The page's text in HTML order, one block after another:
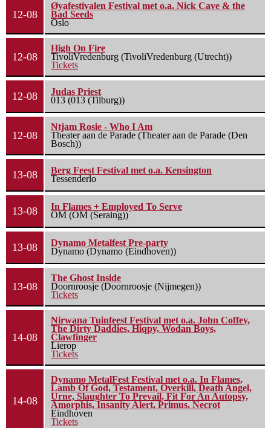
12-08
Øyafestivalen Festival met o.a. Nick Cave & the
Bad Seeds
Oslo
12-08
High On Fire
TivoliVredenburg (TivoliVredenburg (Utrecht))
Tickets
12-08
Judas Priest
013 (013 (Tilburg))
12-08
Ntjam Rosie - Who I Am
Theater aan de Parade (Theater aan de Parade (Den
Bosch))
13-08
Berg Feest Festival met o.a. Kensington
Tessenderlo
13-08
In Flames + Employed To Serve
OM (OM (Seraing))
13-08
Dynamo Metalfest Pre-party
Dynamo (Dynamo (Eindhoven))
13-08
The Ghost Inside
Doornroosje (Doornroosje (Nijmegen))
Tickets
14-08
Nirwana Tuinfeest Festival met o.a. John Coffey,
The Dirty Daddies, Hiqpy, Wodan Boys,
Clawfinger
Lierop
Tickets
14-08
Dynamo MetalFest Festival met o.a. In Flames,
Lamb Of God, Testament, Overkill, Death Angel,
Urne, Slaughter To Prevail, Fit For An Autopsy,
Amorphis, Insanity Alert, Primus, Necrot
Eindhoven
Tickets